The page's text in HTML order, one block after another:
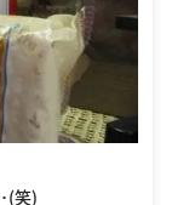
(笑)